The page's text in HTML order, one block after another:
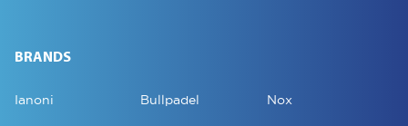
BRANDS
Ianoni Bullpadel Nox